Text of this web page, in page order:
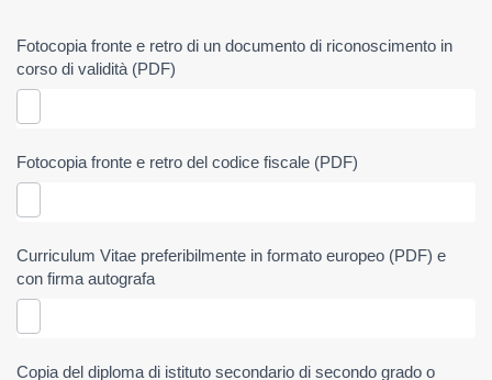
Fotocopia fronte e retro di un documento di riconoscimento in
corso di validità (PDF)
Fotocopia fronte e retro del codice fiscale (PDF)
Curriculum Vitae preferibilmente in formato europeo (PDF) e
con firma autografa
Copia del diploma di istituto secondario di secondo grado o